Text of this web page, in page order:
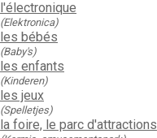
l'électronique
(Elektronica)
les bébés
(Baby's)
les enfants
(Kinderen)
les jeux
(Spelletjes)
la foire, le parc d'attractions